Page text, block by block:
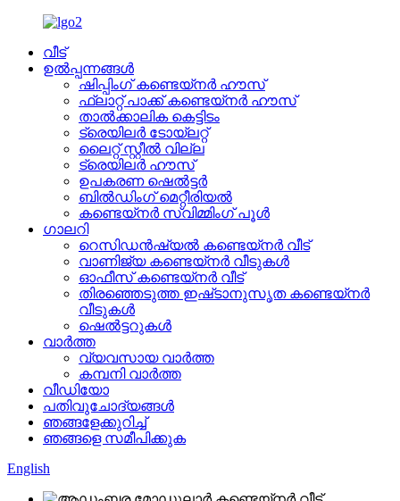
വീട്
ഉൽപ്പന്നങ്ങൾ
ഷിപ്പിംഗ് കണ്ടെയ്നർ ഹൗസ്
ഫ്ലാറ്റ് പാക്ക് കണ്ടെയ്നർ ഹൗസ്
താൽക്കാലിക കെട്ടിടം
ട്രെയിലർ ടോയ്ലറ്റ്
ലൈറ്റ് സ്റ്റീൽ വില്ല
ട്രെയിലർ ഹൗസ്
ഉപകരണ ഷെൽട്ടർ
ബിൽഡിംഗ് മെറ്റീരിയൽ
കണ്ടെയ്നർ സ്വിമ്മിംഗ് പൂൾ
ഗാലറി
റെസിഡൻഷ്യൽ കണ്ടെയ്നർ വീട്
വാണിജ്യ കണ്ടെയ്നർ വീടുകൾ
ഓഫീസ് കണ്ടെയ്നർ വീട്
തിരഞ്ഞെടുത്ത ഇഷ്‌ടാനുസൃത കണ്ടെയ്‌നർ
വീടുകൾ
ഷെൽട്ടറുകൾ
വാർത്ത
വ്യവസായ വാർത്ത
കമ്പനി വാർത്ത
വീഡിയോ
പതിവുചോദ്യങ്ങൾ
ഞങ്ങളേക്കുറിച്ച്
ഞങ്ങളെ സമീപിക്കുക
English